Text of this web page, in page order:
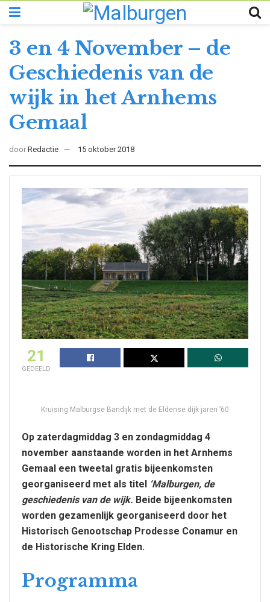
3 en 4 November – de
Geschiedenis van de
wijk in het Arnhems
Gemaal
door Redactie 15 oktober 2018
21
GEDEELD
Kruising Malburgse Bandijk met de Eldense dijk jaren ’60
Op zaterdagmiddag 3 en zondagmiddag 4
november aanstaande worden in het Arnhems
Gemaal een tweetal gratis bijeenkomsten
georganiseerd met als titel
‘Malburgen, de
geschiedenis van de wijk. Beide bijeenkomsten
worden gezamenlijk georganiseerd door het
Historisch Genootschap Prodesse Conamur en
de Historische Kring Elden.
Programma